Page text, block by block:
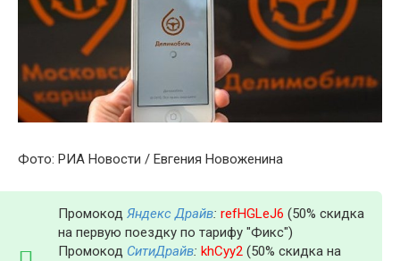
Фото: РИА Новости / Евгения Новоженина
Промокод Яндекс Драйв: refHGLeJ6 (50% скидка
на первую поездку по тарифу "Фикс")
Промокод СитиДрайв: khCyy2 (50% скидка на